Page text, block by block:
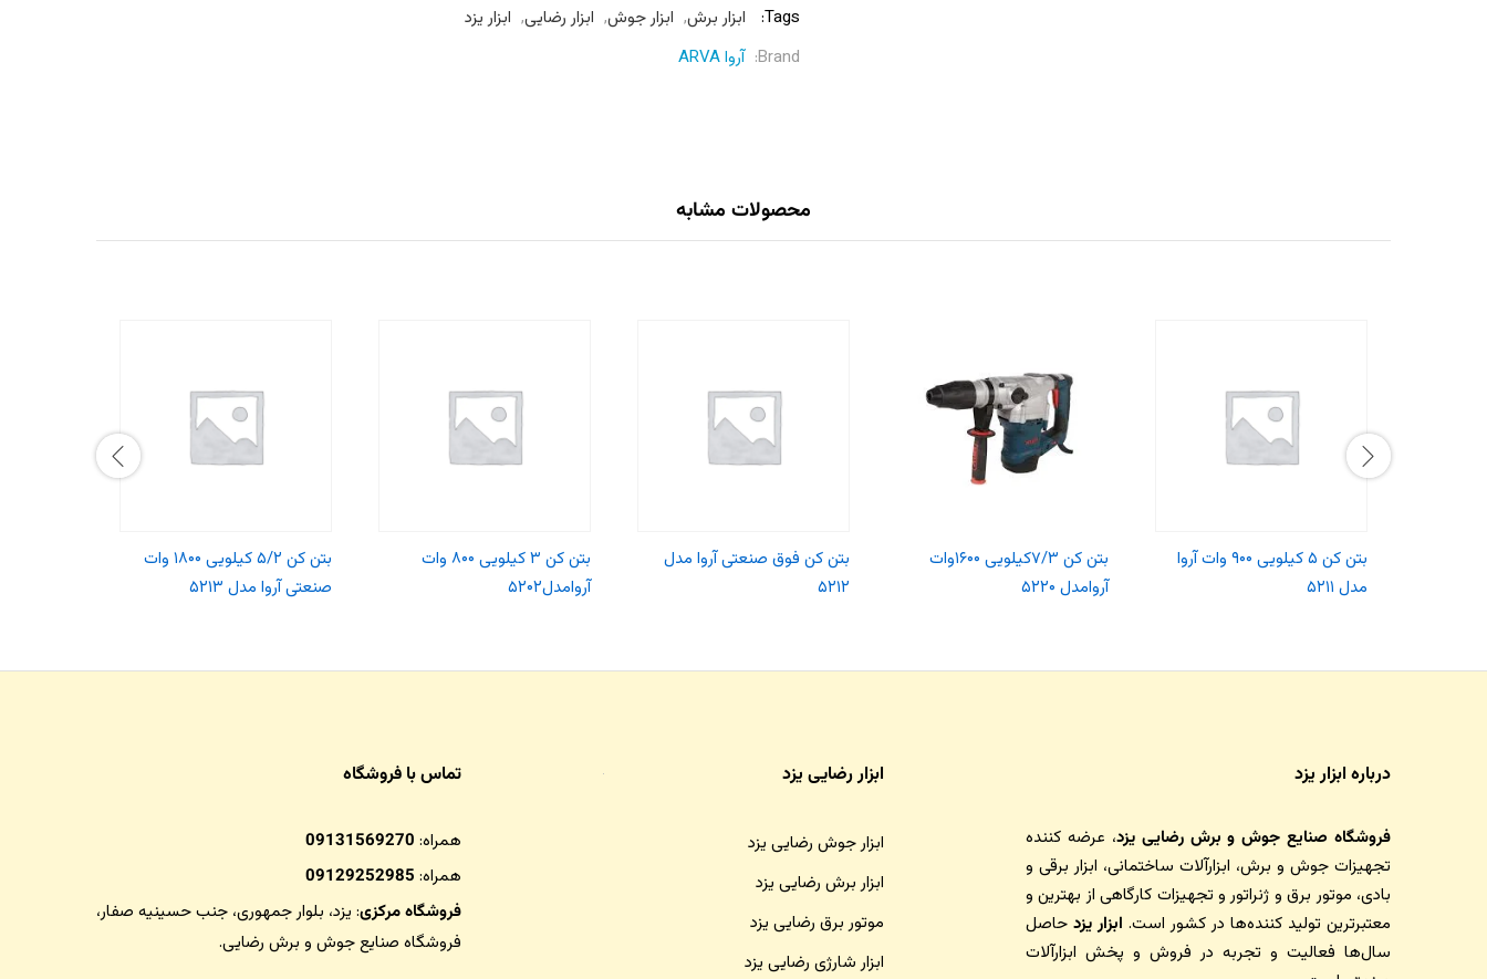
Tags:
ابزار برش, ابزار جوش, ابزار رضایی, ابزار یزد
Brand: آروا ARVA
محصولات مشابه
بتن کن ۵ کیلویی ۹۰۰ وات آروا
مدل ۵۲۱۱
بتن کن ۷/۳کیلویی ۱۶۰۰وات
آروامدل ۵۲۲۰
بتن کن فوق صنعتی آروا مدل
۵۲۱۲
بتن کن ۳ کیلویی ۸۰۰ وات
آروامدل۵۲۰۲
بتن کن ۵/۲ کیلویی ۱۸۰۰ وات
صنعتی آروا مدل ۵۲۱۳
درباره ابزار یزد
فروشگاه صنایع جوش و برش رضایی یزد، عرضه کننده
تجهیزات جوش و برش، ابزارآلات ساختمانی، ابزار برقی و
بادی، موتور برق و ژنراتور و تجهیزات کارگاهی از بهترین و
معتبرترین تولید کننده‌ها در کشور است. ابزار یزد حاصل
سال‌ها فعالیت و تجربه در فروش و پخش ابزارآلات
ابزار رضایی یزد
ابزار جوش رضایی یزد
ابزار برش رضایی یزد
موتور برق رضایی یزد
ابزار شارژی رضایی یزد
تماس با فروشگاه
همراه: 09131569270
همراه: 09129252985
فروشگاه مرکزی: یزد، بلوار جمهوری، جنب حسینیه صفار،
فروشگاه صنایع جوش و برش رضایی.